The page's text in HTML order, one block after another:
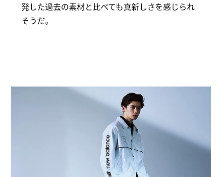
発した過去の素材と比べても真新しさを感じられ
そうだ。